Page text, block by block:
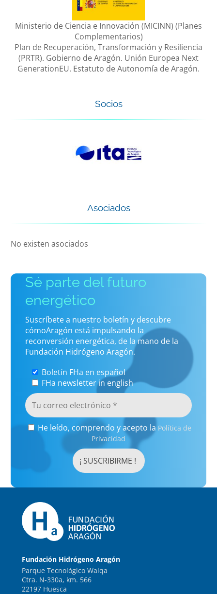
Ministerio de Ciencia e Innovación (MICINN) (Planes
Complementarios)
Plan de Recuperación, Transformación y Resiliencia
(PRTR). Gobierno de Aragón. Unión Europea Next
GenerationEU. Estatuto de Autonomía de Aragón.
Socios
Asociados
No existen asociados
Sé parte del futuro
energético
Suscríbete a nuestro boletín y descubre
cómoAragón está impulsando la
reconversión energética, de la mano de la
Fundación Hidrógeno Aragón.
Boletín FHa en español
FHa newsletter in english
He leído, comprendo y acepto la Política de
Privacidad
Fundación Hidrógeno Aragón
Parque Tecnológico Walqa
Ctra. N-330a, km. 566
22197 Huesca